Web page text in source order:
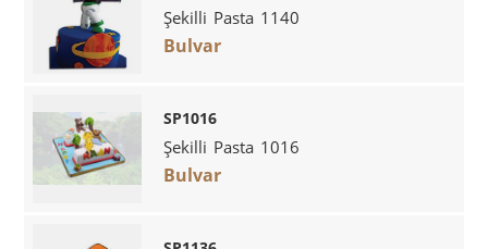
Şekilli Pasta 1140
Bulvar
SP1016
Şekilli Pasta 1016
Bulvar